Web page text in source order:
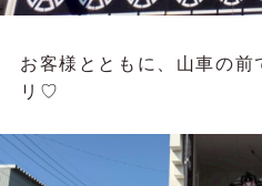
お客様とともに、山車の前
リ♡